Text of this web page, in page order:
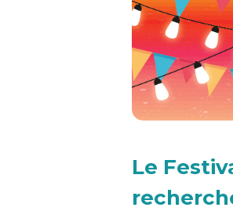
Le